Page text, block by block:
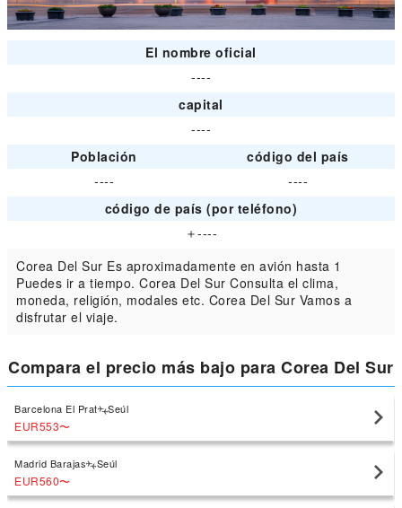
El nombre oficial
----
capital
----
Población
código del país
----
----
código de país (por teléfono)
＋----
Corea Del Sur Es aproximadamente en avión hasta 1
Puedes ir a tiempo. Corea Del Sur Consulta el clima,
moneda, religión, modales etc. Corea Del Sur Vamos a
disfrutar el viaje.
Compara el precio más bajo para Corea Del Sur
Barcelona El Prat Seúl
EUR553〜
Madrid Barajas Seúl
EUR560〜